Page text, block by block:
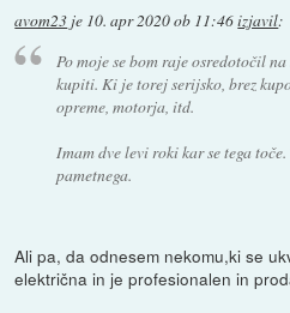
avom23 je 10. apr 2020 ob 11:46izjavil:
Po moje se bom raje osredotočil
kupiti. Ki je torej serijsko, brez
opreme, motorja, itd.
Imam dve levi roki kar se tega
pametnega.
Ali pa, da odnesem nekomu,ki se
električna in je profesionalen in